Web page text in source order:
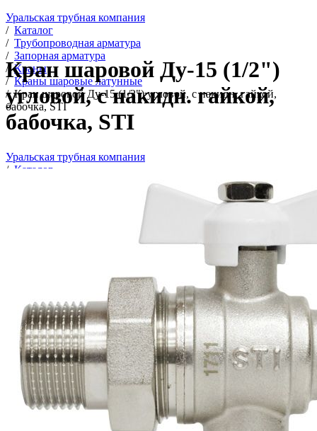
Уральская трубная компания
/ Каталог
/ Трубопроводная арматура
/ Запорная арматура
/ Краны
/ Краны шаровые латунные
/ Кран шаровой Ду-15 (1/2") угловой, с накидн. гайкой,
бабочка, STI
Кран шаровой Ду-15 (1/2")
угловой, с накидн. гайкой,
бабочка, STI
Уральская трубная компания
/ Каталог
Краны шаровые латунные
Кран шаровой Ду-15 (1/2") угловой, с накидн. гайкой,